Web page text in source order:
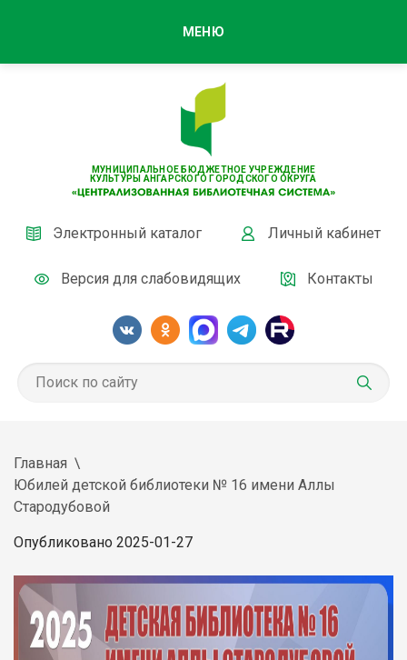
МУНИЦИПАЛЬНОЕ БЮДЖЕТНОЕ УЧРЕЖДЕНИЕ
КУЛЬТУРЫ АНГАРСКОГО ГОРОДСКОГО ОКРУГА
Электронный каталог Личный кабинет
Версия для слабовидящих Контакты
МЕНЮ
Главная
Юбилей детской библиотеки № 16 имени Аллы
Стародубовой
Опубликовано 2025-01-27